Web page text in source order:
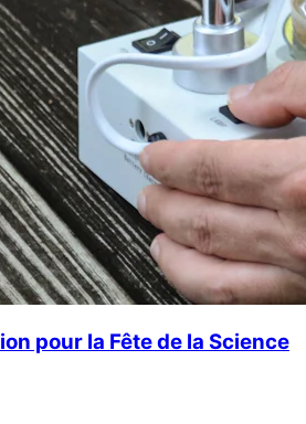
pour la Fête de la Science